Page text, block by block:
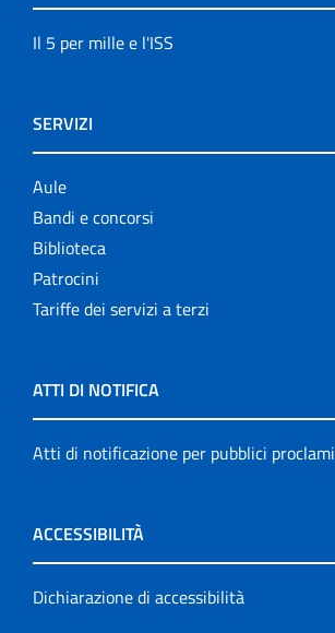
Il 5 per mille e l'ISS
SERVIZI
Aule
Bandi e concorsi
Biblioteca
Patrocini
Tariffe dei servizi a terzi
ATTI DI NOTIFICA
Atti di notificazione per pubblici proclami
ACCESSIBILITÀ
Dichiarazione di accessibilità